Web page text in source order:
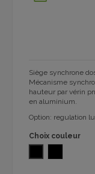
Siège synchrone
Mécanisme
hauteur par vérin
en aluminium.
Option: regulation
Choix couleur